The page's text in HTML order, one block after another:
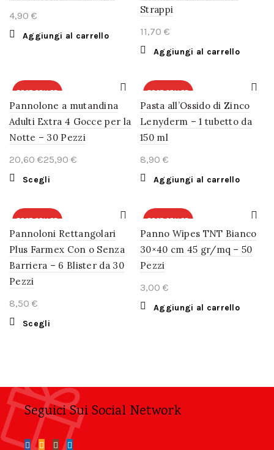
€
Aggiungi al carrello
Strappi
€
Aggiungi al carrello
BEST SELLER
Pannolone a mutandina
Adulti Extra 4 Gocce per la
Notte – 30 Pezzi
€
€
ScegliQuesto
ha
più
varianti.
Le
opzioni
possono
pagina
BEST SELLER
Pasta all’Ossido di Zinco
Lenyderm – 1 tubetto da
150 ml
€
Aggiungi al carrello
BEST SELLER
Pannoloni Rettangolari
Plus Farmex Con o Senza
Barriera – 6 Blister da 30
Pezzi
€
ScegliQuesto
Le
opzioni
possono
essere
scelte
BEST SELLER
Panno Wipes TNT Bianco
30×40 cm 45 gr/mq – 50
Pezzi
€
Aggiungi al carrello
Seguici Sui Social Network